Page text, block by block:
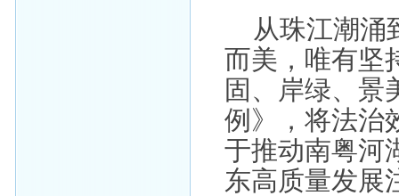
从珠江潮涌
而美，唯有坚
固、岸绿、景
例》，将法治
于推动南粤河
东高质量发展